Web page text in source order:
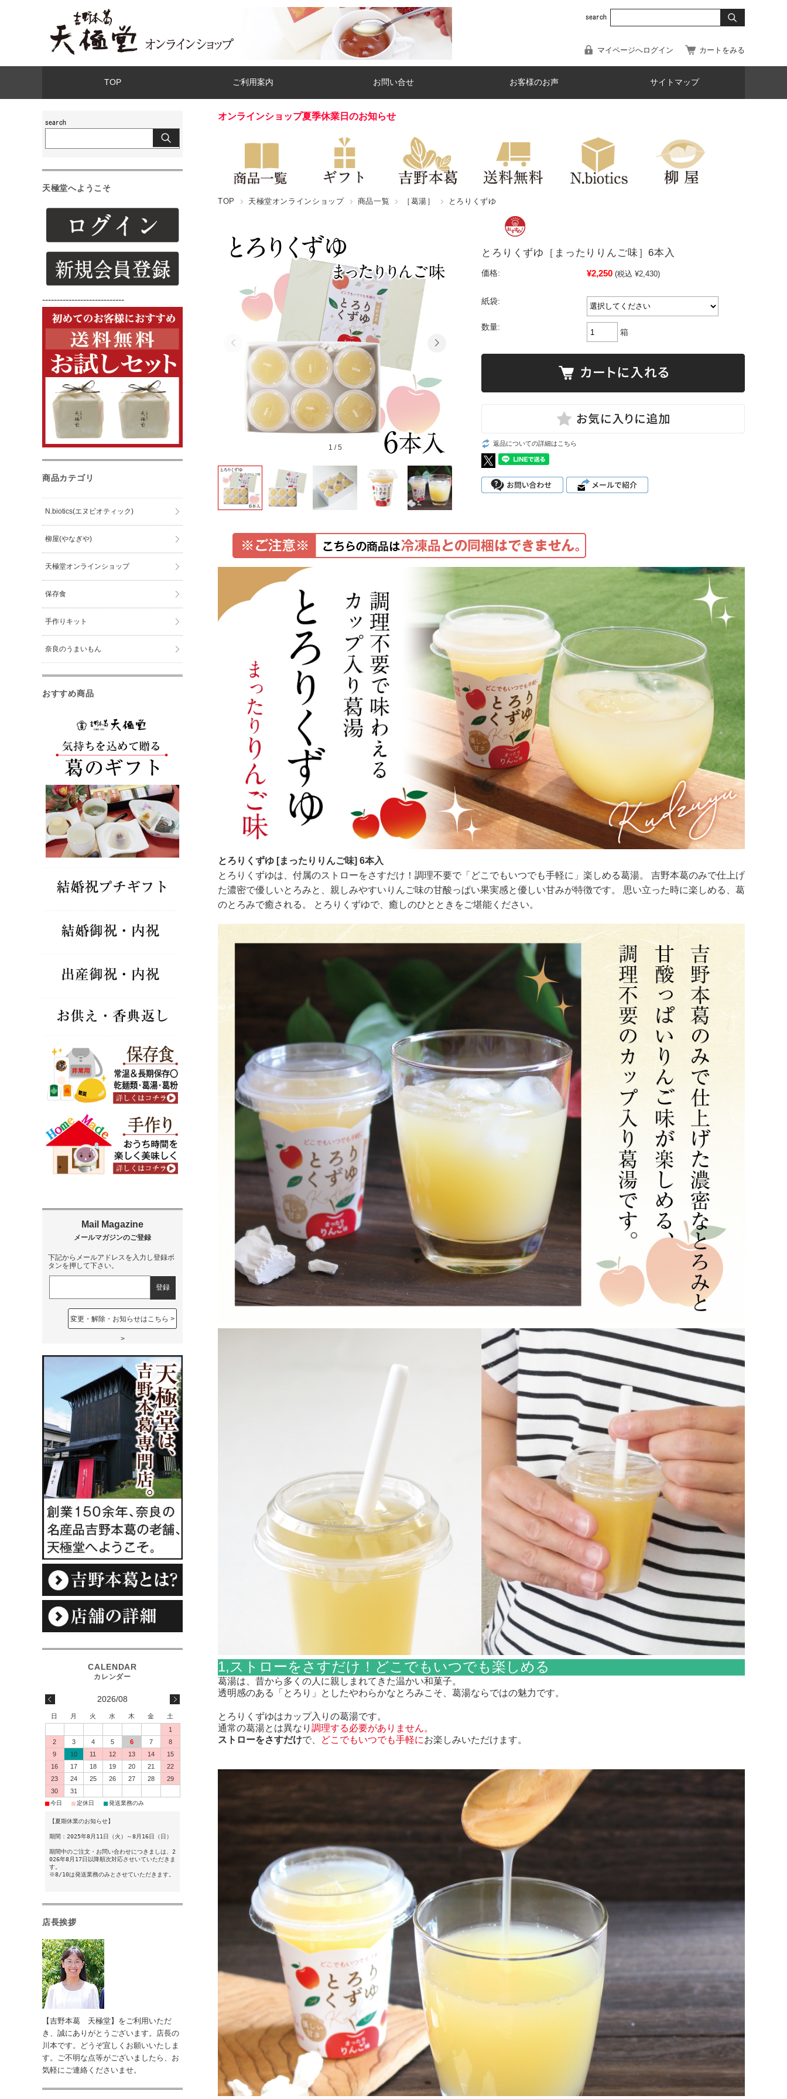
マイページへログイン カートをみる
TOP ご利用案内 お問い合せ お客様のお声 サイトマップ
オンラインショップ夏季休業日のお知らせ
TOP 天極堂オンラインショップ 商品一覧 ［葛湯］ とろりくずゆ
1 /5
とろりくずゆ［まったりりんご味］6本入
価格: ¥2,250 (税込 ¥2,430)
紙袋:
数量:
箱
返品についての詳細はこちら
とろりくずゆ [まったりりんご味] 6本入
とろりくずゆは、付属のストローをさすだけ！調理不要で「どこでもいつでも手軽に」楽しめる葛湯。 吉野本葛のみで仕上げ
た濃密で優しいとろみと、親しみやすいりんご味の甘酸っぱい果実感と優しい甘みが特徴です。 思い立った時に楽しめる、葛
のとろみで癒される。 とろりくずゆで、癒しのひとときをご堪能ください。
1,ストローをさすだけ！どこでもいつでも楽しめる
葛湯は、昔から多くの人に親しまれてきた温かい和菓子。
透明感のある「とろり」としたやわらかなとろみこそ、葛湯ならではの魅力です。
とろりくずゆはカップ入りの葛湯です。
通常の葛湯とは異なり 調理する必要がありません。
ストローをさすだけで、 どこでもいつでも手軽にお楽しみいただけます。
天極堂へようこそ
----------------------------
商品カテゴリ
N.biotics(エヌビオティック)
柳屋(やなぎや)
天極堂オンラインショップ
保存食
手作りキット
奈良のうまいもん
おすすめ商品
下記からメールアドレスを入力し登録ボ
タンを押して下さい。
変更・解除・お知らせはこちら
2026/08
日 月 火 水 木 金
土
1
2
3 4 5 6 7
8
9
10 11 12 13 14
15
16
17 18 19 20 21
22
23
24 25 26 27 28
29
30
31
■ 今日 ■ 定休日 ■ 発送業務のみ
【夏期休業のお知らせ】
期間：2025年8月11日（火）～8月16日（日）
期間中のご注文・お問い合わせにつきましは、2
026年8月17日以降順次対応させいていただきま
す。
※8/10は発送業務のみとさせていただきます。
店長挨拶
【吉野本葛 天極堂】をご利用いただ
き、誠にありがとうございます。店長の
川本です。どうぞ宜しくお願いいたしま
す。ご不明な点等がございましたら、お
気軽にご連絡くださいませ。